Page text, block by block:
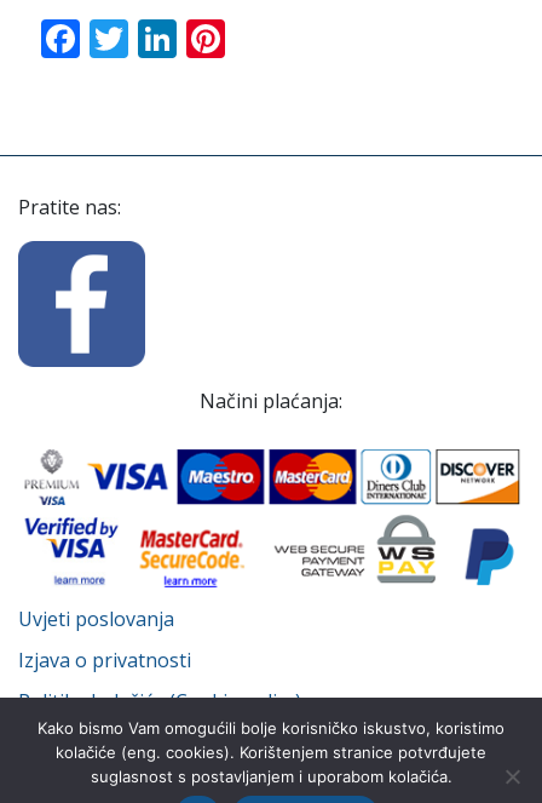
Facebook
TwitterLinkedIn
Pratite nas:
Načini plaćanja:
Uvjeti poslovanja
Izjava o privatnosti
Politika kolačića (Cookie policy)
Kako bismo Vam omogućili bolje korisničko iskustvo, koristimo
kolačiće (eng. cookies). Korištenjem stranice potvrđujete
suglasnost s postavljanjem i uporabom kolačića.